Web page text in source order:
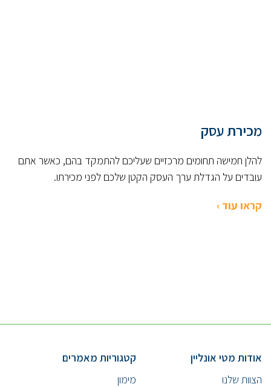
מכירת עסק
להלן חמישה תחומים מרכזיים שעליכם להתמקד בהם, כאשר אתם
עובדים על הגדלת ערך העסק הקטן שלכם לפני מכירתו.
קראו עוד ›
אודות מטי אונליין
הצוות שלנו
קטגוריות מאמרים
מימון